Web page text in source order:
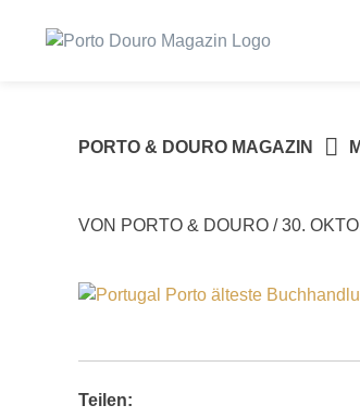
PORTO & DOURO MAGAZIN
VON PORTO & DOURO / 30.
Teilen: